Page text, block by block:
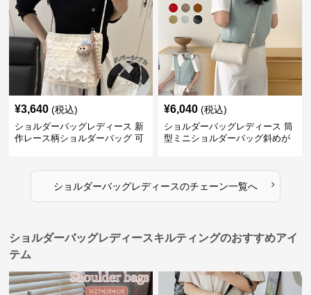
¥3,640 (税込)
ショルダーバッグレディース 新
作レース柄ショルダーバッグ 可
¥6,040 (税込)
ショルダーバッグレディース 筒
型ミニショルダーバッグ斜めが
ショルダーバッグレディースのチェーン一覧へ ›
ショルダーバッグレディースキルティングのおすすめアイ
テム